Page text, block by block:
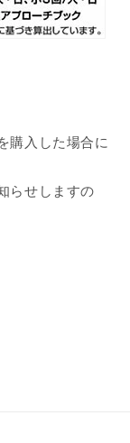
購入した場合に
らせしますの